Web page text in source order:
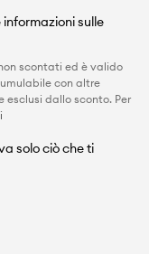
sulle
scontati ed è valido
con altre
esclusi dallo sconto. Per
solo ciò che ti